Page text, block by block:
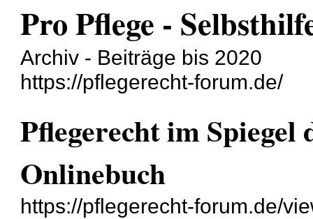
Pro Pflege -
Archiv - Beiträge bis 2020
https://pflegerecht-forum.de/
Pflegerecht im Spiegel
Onlinebuch
https://pflegerecht-forum.de/